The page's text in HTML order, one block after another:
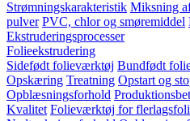
Strømningskarakteristik Miksning
pulver PVC, chlor og smøremiddel
Ekstruderingsprocesser
Folieekstrudering
Sidefødt folieværktøj Bundfødt
Opskæring Treatning Opstart og
Opblæsningsforhold
Kvalitet Folieværktøj for